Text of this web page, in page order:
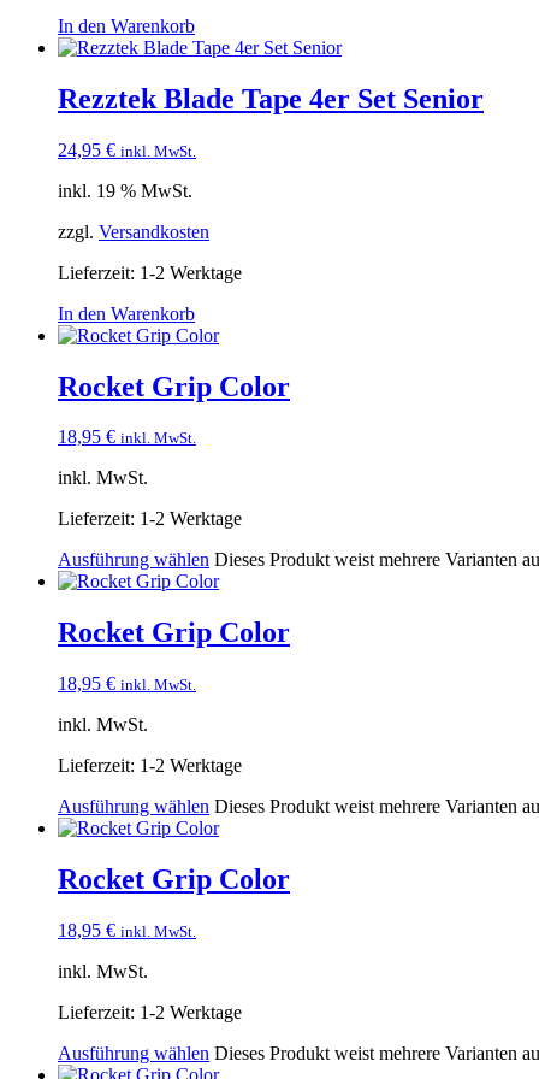
In den Warenkorb
Rezztek Blade Tape 4er Set Senior
24,95 € inkl. MwSt.
inkl. 19 % MwSt.
zzgl. Versandkosten
Lieferzeit: 1-2 Werktage
In den Warenkorb
Rocket Grip Color
18,95 € inkl. MwSt.
inkl. MwSt.
Lieferzeit: 1-2 Werktage
Ausführung wählen Dieses Produkt weist mehrere Varianten
Rocket Grip Color
18,95 € inkl. MwSt.
inkl. MwSt.
Lieferzeit: 1-2 Werktage
Ausführung wählen Dieses Produkt weist mehrere Varianten
Rocket Grip Color
18,95 € inkl. MwSt.
inkl. MwSt.
Lieferzeit: 1-2 Werktage
Ausführung wählen Dieses Produkt weist mehrere Varianten